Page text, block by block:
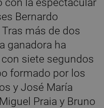
con la espectacular
Bernardo
más de dos
ganadora ha
siete segundos
formado por los
y José María
Praia y Bruno